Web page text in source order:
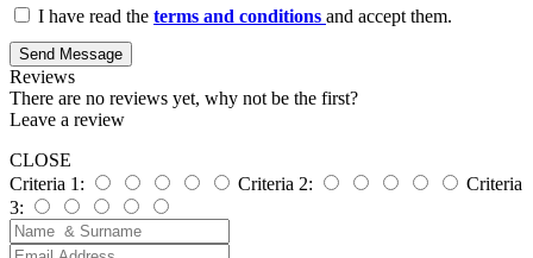
I have read the terms and conditions and accept them.
Send Message
Reviews
There are no reviews yet, why not be the first?
Leave a review
CLOSE
Criteria 1:
Criteria 2:
Criteria
3: